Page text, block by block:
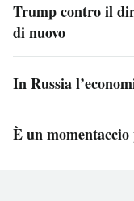
Trump contro il
di nuovo
In Russia
È un